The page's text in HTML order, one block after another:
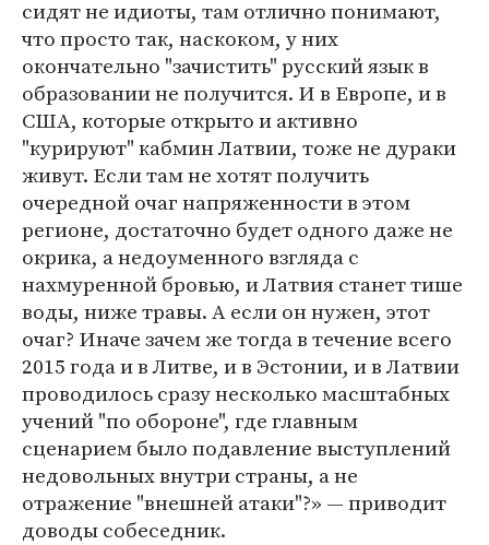
сидят не идиоты, там отлично понимают,
что просто так, наскоком, у них
окончательно "зачистить" русский язык в
образовании не получится. И в Европе, и в
США, которые открыто и активно
"курируют" кабмин Латвии, тоже не дураки
живут. Если там не хотят получить
очередной очаг напряженности в этом
регионе, достаточно будет одного даже не
окрика, а недоуменного взгляда с
нахмуренной бровью, и Латвия станет тише
воды, ниже травы. А если он нужен, этот
очаг? Иначе зачем же тогда в течение всего
2015 года и в Литве, и в Эстонии, и в Латвии
проводилось сразу несколько масштабных
учений "по обороне", где главным
сценарием было подавление выступлений
недовольных внутри страны, а не
отражение "внешней атаки"?» — приводит
доводы собеседник.